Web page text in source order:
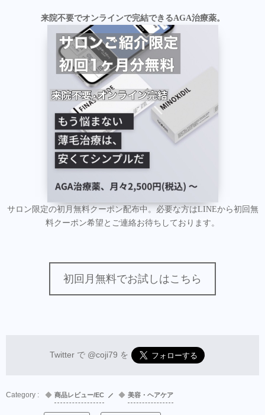
来院不要でオンラインで完結できるAGA治療薬。
サロン限定の初月無料クーポン配布中。必要な方はLINEから初回無
料クーポン希望とご連絡お待ちしております。
初回月無料でお試しはこちら
Twitter で @coji79 を
商品レビュー/EC 美容・ヘアケア